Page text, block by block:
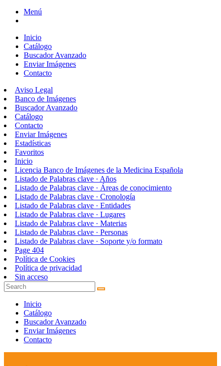
Menú
Inicio
Catálogo
Buscador Avanzado
Enviar Imágenes
Contacto
Aviso Legal
Banco de Imágenes
Buscador Avanzado
Catálogo
Contacto
Enviar Imágenes
Estadísticas
Favoritos
Inicio
Licencia Banco de Imágenes de la Medicina Española
Listado de Palabras clave · Años
Listado de Palabras clave · Áreas de conocimiento
Listado de Palabras clave · Cronología
Listado de Palabras clave · Entidades
Listado de Palabras clave · Lugares
Listado de Palabras clave · Materias
Listado de Palabras clave · Personas
Listado de Palabras clave · Soporte y/o formato
Page 404
Política de Cookies
Política de privacidad
Sin acceso
Inicio
Catálogo
Buscador Avanzado
Enviar Imágenes
Contacto